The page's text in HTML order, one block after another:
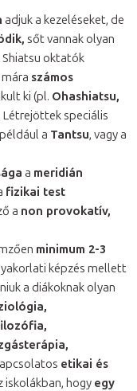
adjuk a kezeléseket, de
sőt vannak olyan
Shiatsu oktatók
számos
ki (pl. Ohashiatsu,
Létrejöttek speciális
a Tantsu, vagy a
a meridián
fizikai test
a non provokatív,
minimum 2-3
képzés mellett
a diákoknak olyan
etikai és
hogy egy